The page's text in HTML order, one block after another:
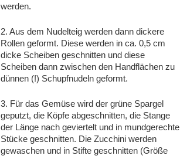
werden.
2. Aus dem Nudelteig werden dann dickere
Rollen geformt. Diese werden in ca. 0,5 cm
dicke Scheiben geschnitten und diese
Scheiben dann zwischen den Handflächen zu
dünnen (!) Schupfnudeln geformt.
3. Für das Gemüse wird der grüne Spargel
geputzt, die Köpfe abgeschnitten, die Stange
der Länge nach geviertelt und in mundgerechte
Stücke geschnitten. Die Zucchini werden
gewaschen und in Stifte geschnitten (Größe